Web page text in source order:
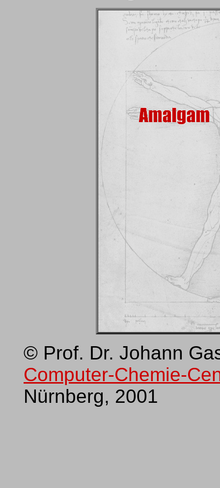
© Prof. Dr. Johann
Computer-Chemie-
Nürnberg, 2001